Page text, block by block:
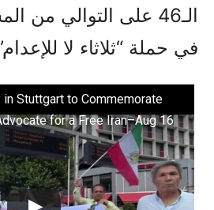
الـ46 على التوالي من
في حملة “ثلاثاء لا
in Stuttgart to Commemorate
for a Free Iran–Aug 16